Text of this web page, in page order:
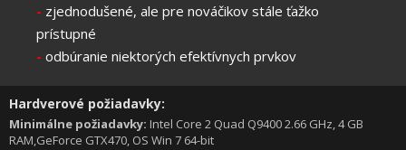
- zjednodušené, ale pre nováčikov stále ťažko
prístupné
- odbúranie niektorých efektívnych prvkov
Hardverové požiadavky:
Minimálne požiadavky: Intel Core 2 Quad Q9400 2.66 GHz, 4 GB
RAM,GeForce GTX470, OS Win 7 64-bit